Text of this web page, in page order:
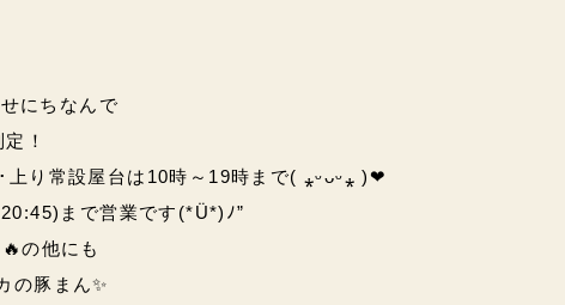
にちなんで
！
り常設屋台は10時～19時まで( ⁎ᵕᴗᵕ⁎ )❤︎
まで営業です(*Ü*)ﾉ”
の他にも
の豚まん✨